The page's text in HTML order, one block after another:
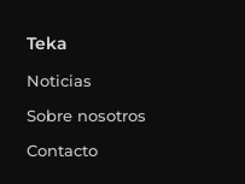
Teka
Noticias
Sobre nosotros
Contacto